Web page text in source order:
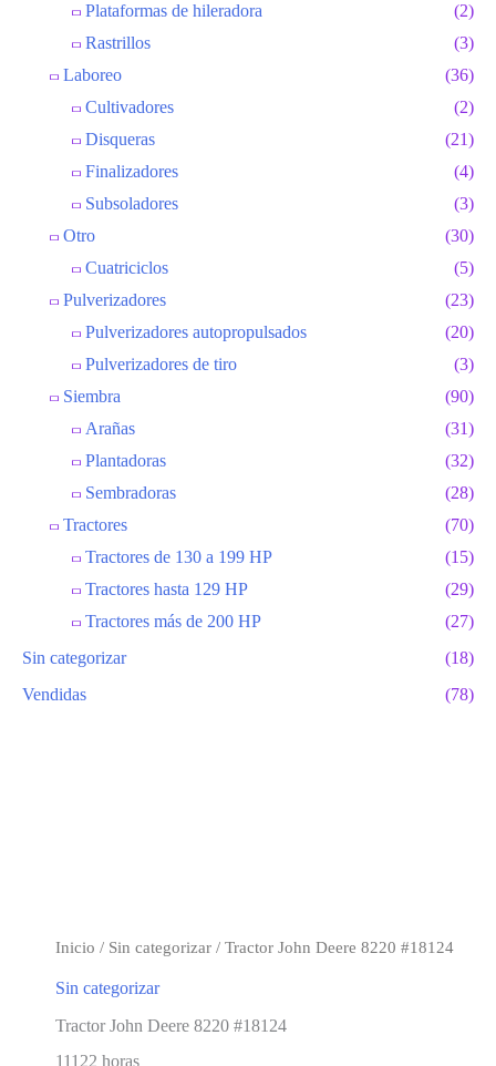
Plataformas de hileradora
(2)
Rastrillos
(3)
Laboreo
(36)
Cultivadores
(2)
Disqueras
(21)
Finalizadores
(4)
Subsoladores
(3)
Otro
(30)
Cuatriciclos
(5)
Pulverizadores
(23)
Pulverizadores autopropulsados
(20)
Pulverizadores de tiro
(3)
Siembra
(90)
Arañas
(31)
Plantadoras
(32)
Sembradoras
(28)
Tractores
(70)
Tractores de 130 a 199 HP
(15)
Tractores hasta 129 HP
(29)
Tractores más de 200 HP
(27)
Sin categorizar
(18)
Vendidas
(78)
Inicio / Sin categorizar / Tractor John Deere 8220 #18124
Sin categorizar
Tractor John Deere 8220 #18124
11122 horas